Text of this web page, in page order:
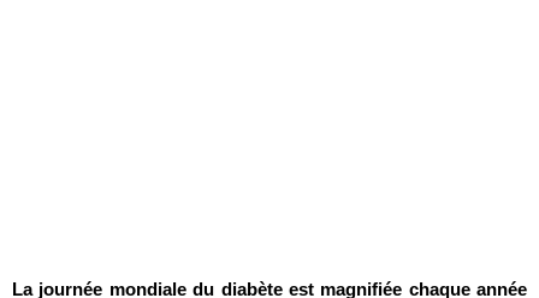
La journée mondiale du diabète est magnifiée chaque année